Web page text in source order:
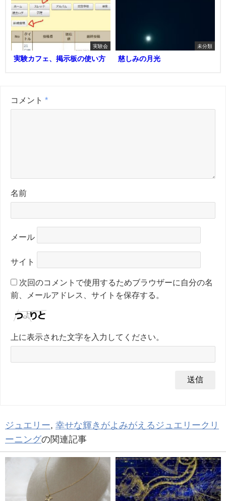
実験会
実験カフェ、掲示板の使い方
未分類
慈しみの月光
コメント *
名前
メール
サイト
次回のコメントで使用するためブラウザーに自分の名
前、メールアドレス、サイトを保存する。
上に表示された文字を入力してください。
ジュエリー, 幸せな輝きがよみがえるジュエリークリ
ーニングの関連記事